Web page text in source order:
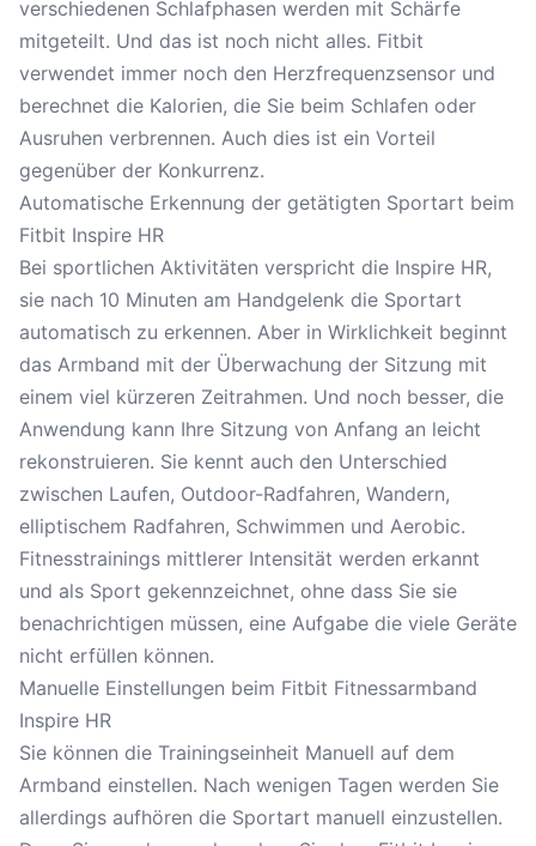
verschiedenen Schlafphasen werden mit Schärfe
mitgeteilt. Und das ist noch nicht alles. Fitbit
verwendet immer noch den Herzfrequenzsensor und
berechnet die Kalorien, die Sie beim Schlafen oder
Ausruhen verbrennen. Auch dies ist ein Vorteil
gegenüber der Konkurrenz.
Automatische Erkennung der getätigten Sportart beim
Fitbit Inspire HR
Bei sportlichen Aktivitäten verspricht die Inspire HR,
sie nach 10 Minuten am Handgelenk die Sportart
automatisch zu erkennen. Aber in Wirklichkeit beginnt
das Armband mit der Überwachung der Sitzung mit
einem viel kürzeren Zeitrahmen. Und noch besser, die
Anwendung kann Ihre Sitzung von Anfang an leicht
rekonstruieren. Sie kennt auch den Unterschied
zwischen Laufen, Outdoor-Radfahren, Wandern,
elliptischem Radfahren, Schwimmen und Aerobic.
Fitnesstrainings mittlerer Intensität werden erkannt
und als Sport gekennzeichnet, ohne dass Sie sie
benachrichtigen müssen, eine Aufgabe die viele Geräte
nicht erfüllen können.
Manuelle Einstellungen beim Fitbit Fitnessarmband
Inspire HR
Sie können die Trainingseinheit Manuell auf dem
Armband einstellen. Nach wenigen Tagen werden Sie
allerdings aufhören die Sportart manuell einzustellen.